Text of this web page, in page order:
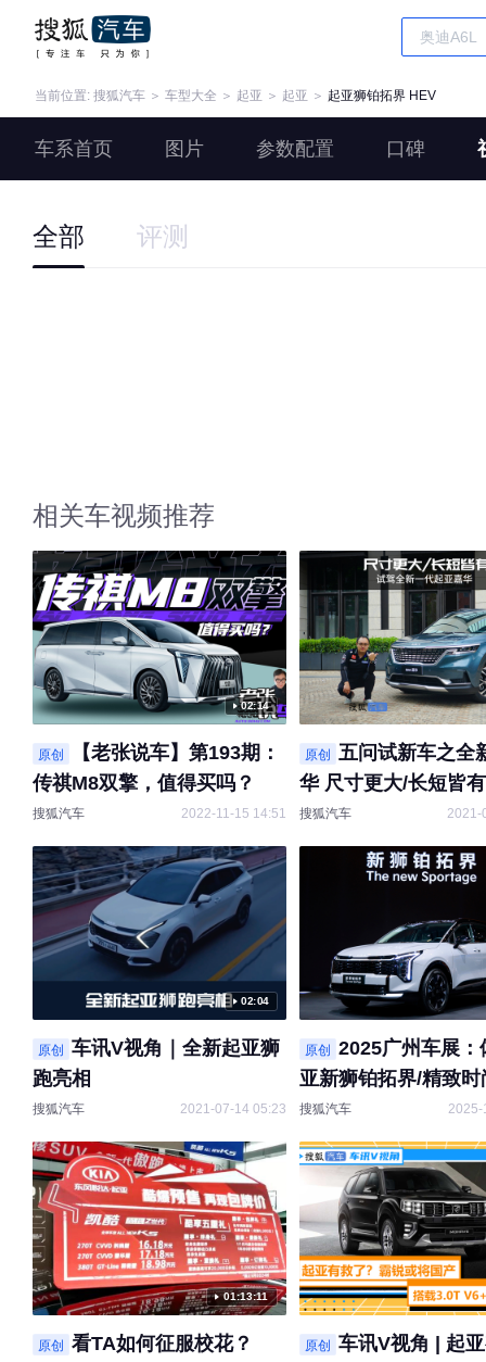
当前位置: 搜狐汽车 ＞ 车型大全 ＞ 起亚 ＞ 起亚 ＞ 起亚狮铂拓界 HEV
车系首页 图片 参数配置 口碑
全部 评测
相关车视频推荐
02:14
原创
【老张说车】第193期：
传祺M8双擎，值得买吗？
搜狐汽车 2022-11-15 14:51
原创
五问试新车之全
华 尺寸更大/长短皆有
搜狐汽车 2021-
02:04
原创
车讯V视角｜全新起亚狮
跑亮相
搜狐汽车 2021-07-14 05:23
原创
2025广州车展：
亚新狮铂拓界/精致时
相承
搜狐汽车 2025-
01:13:11
原创 看TA如何征服校花？ 原创
车讯V视角 | 起